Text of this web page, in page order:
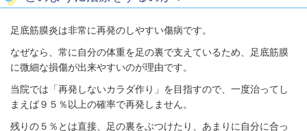
足底筋膜炎は非常に再発のしやすい傷病です。
なぜなら、常に自分の体重を足の裏で支えているため、足底筋膜
に微細な損傷が出来やすいのが理由です。
当院では「再発しないカラダ作り」を目指すので、一度治ってし
まえば９５％以上の確率で再発しません。
残りの５％とは直接、足の裏をぶつけたり、あまりに自分に合っ